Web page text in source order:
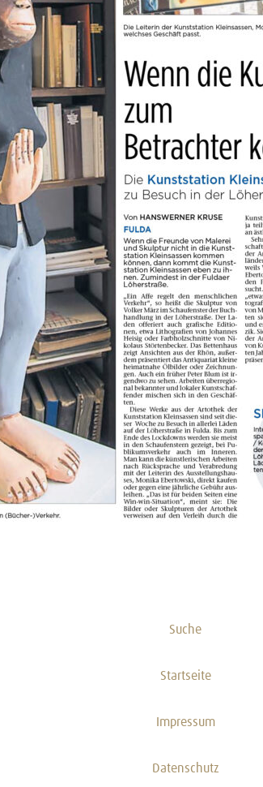
Suche
Startseite
Impressum
Datenschutz